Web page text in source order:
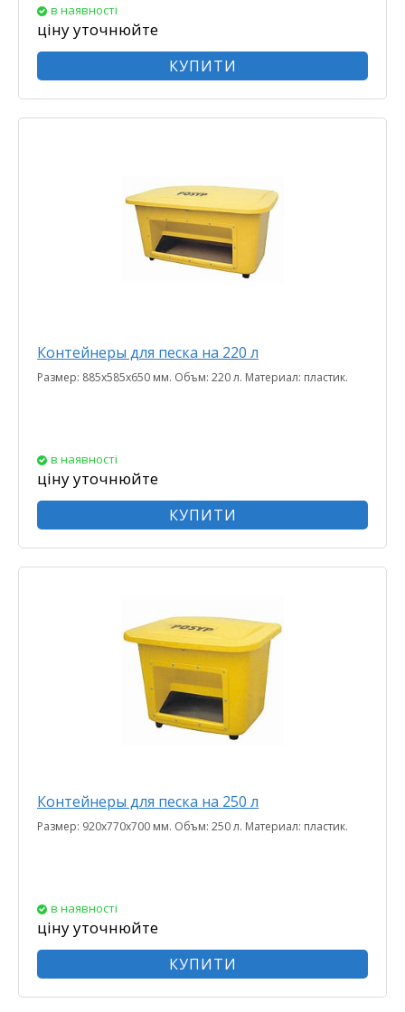
в наявності
ціну уточнюйте
КУПИТИ
Контейнеры для песка на 220 л
Размер: 885х585х650 мм. Объм: 220 л. Материал: пластик.
в наявності
ціну уточнюйте
КУПИТИ
Контейнеры для песка на 250 л
Размер: 920х770х700 мм. Объм: 250 л. Материал: пластик.
в наявності
ціну уточнюйте
КУПИТИ